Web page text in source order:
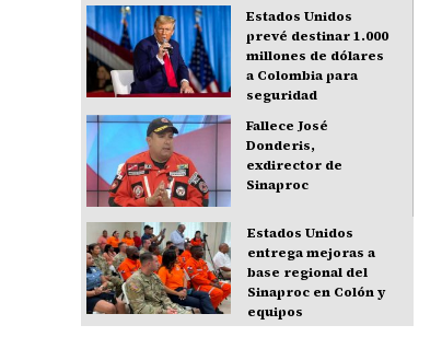
Estados Unidos
prevé destinar 1.000
millones de dólares
a Colombia para
seguridad
Fallece José
Donderis,
exdirector de
Sinaproc
Estados Unidos
entrega mejoras a
base regional del
Sinaproc en Colón y
equipos